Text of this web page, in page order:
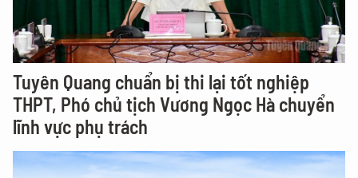
Tuyên Quang chuẩn bị thi lại tốt nghiệp
THPT, Phó chủ tịch Vương Ngọc Hà chuyển
lĩnh vực phụ trách